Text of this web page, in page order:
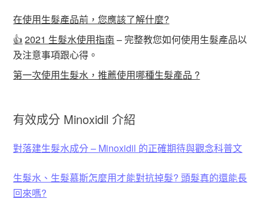
在使用生髮產品前，您應該了解什麼?
👍 2021 生髮水使用指南 – 完整教您如何使用生髮產品以
及注意事項跟心得。
第一次使用生髮水，推薦使用哪種生髮產品 ?
有效成分 Minoxidil 介紹
對落建生髮水成分 – Minoxidil 的正確期待與觀念科普文
生髮水、生髮慕斯怎麼用才能對抗掉髮? 頭髮真的還能長
回來嗎?